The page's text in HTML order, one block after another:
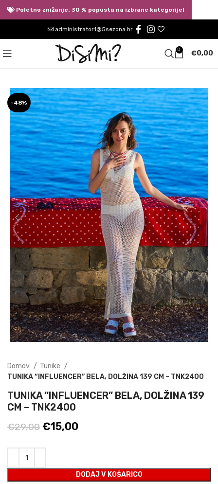
administrator1@5sezona.hr
0 €0,00
-48%
Domov
Tunike
TUNIKA “INFLUENCER” BELA, DOLŽINA 139 CM – TNK2400
TUNIKA “INFLUENCER” BELA, DOLŽINA 139
CM – TNK2400
€29,00 Izvirna
je
bila:
€29,00.
€15,00
DODAJ V KOŠARICO
Poletno znižanje: 30 % popusta na izbrane kategorije!